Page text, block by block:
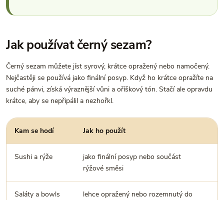
Jak používat černý sezam?
Černý sezam můžete jíst syrový, krátce opražený nebo namočený.
Nejčastěji se používá jako finální posyp. Když ho krátce opražíte na
suché pánvi, získá výraznější vůni a oříškový tón. Stačí ale opravdu
krátce, aby se nepřipálil a nezhořkl.
Kam se hodí Jak ho použít
Sushi a rýže
jako finální posyp nebo součást
rýžové směsi
Saláty a bowls
lehce opražený nebo rozemnutý do